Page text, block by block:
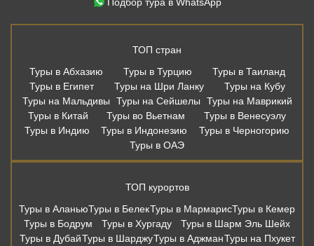
ТОП стран
Туры в Абхазию
Туры в Турцию
Туры в Таиланд
Туры в Египет
Туры на Шри Ланку
Туры на Кубу
Туры на Мальдивы
Туры на Сейшелы
Туры на Маврикий
Туры в Китай
Туры во Вьетнам
Туры в Венесуэлу
Туры в Индию
Туры в Индонезию
Туры в Черногорию
Туры в ОАЭ
ТОП курортов
Туры в АланьюТуры в БелекТуры в МармарисТуры в Кемер
Туры в Бодрум
Туры в Хургаду
Туры в Шарм Эль Шейх
Туры в ДубайТуры в ШарджуТуры в АджманТуры на Пхукет